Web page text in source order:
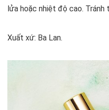
lửa hoặc nhiệt độ cao.
Xuất xứ: Ba Lan.